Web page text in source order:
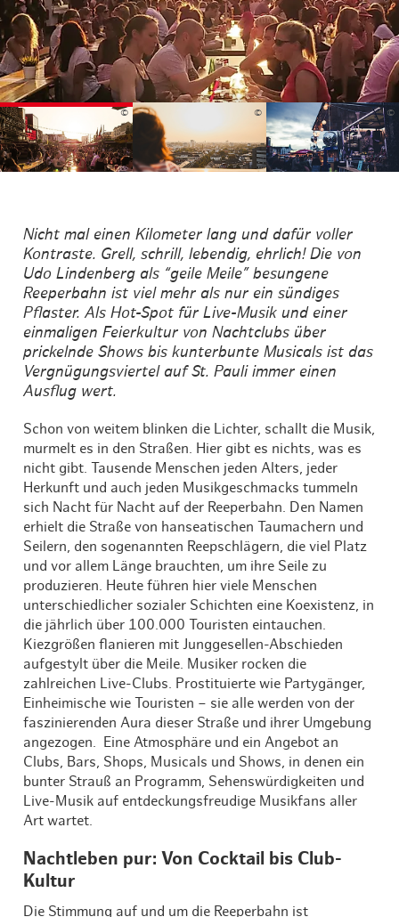
© © ©
Nicht mal einen Kilometer lang und dafür voller
Kontraste. Grell, schrill, lebendig, ehrlich! Die von
Udo Lindenberg als “geile Meile” besungene
Reeperbahn ist viel mehr als nur ein sündiges
Pflaster. Als Hot-Spot für Live-Musik und einer
einmaligen Feierkultur von Nachtclubs über
prickelnde Shows bis kunterbunte Musicals ist das
Vergnügungsviertel auf St. Pauli immer einen
Ausflug wert.
Schon von weitem blinken die Lichter, schallt die Musik,
murmelt es in den Straßen. Hier gibt es nichts, was es
nicht gibt. Tausende Menschen jeden Alters, jeder
Herkunft und auch jeden Musikgeschmacks tummeln
sich Nacht für Nacht auf der Reeperbahn. Den Namen
erhielt die Straße von hanseatischen Taumachern und
Seilern, den sogenannten Reepschlägern, die viel Platz
und vor allem Länge brauchten, um ihre Seile zu
produzieren. Heute führen hier viele Menschen
unterschiedlicher sozialer Schichten eine Koexistenz, in
die jährlich über 100.000 Touristen eintauchen.
Kiezgrößen flanieren mit Junggesellen-Abschieden
aufgestylt über die Meile. Musiker rocken die
zahlreichen Live-Clubs. Prostituierte wie Partygänger,
Einheimische wie Touristen – sie alle werden von der
faszinierenden Aura dieser Straße und ihrer Umgebung
angezogen. Eine Atmosphäre und ein Angebot an
Clubs, Bars, Shops, Musicals und Shows, in denen ein
bunter Strauß an Programm, Sehenswürdigkeiten und
Live-Musik auf entdeckungsfreudige Musikfans aller
Art wartet.
Nachtleben pur: Von Cocktail bis Club-
Kultur
Die Stimmung auf und um die Reeperbahn ist